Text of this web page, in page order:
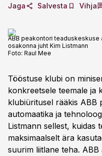
Jaga Salvesta Vihja
ABB peakontori
osakonna juht Kim Listmann
Foto: Raul Mee
Tööstuse klubi on
konkreetsele teemale ja
klubiüritusel rääkis ABB
automaatika ja
Listmann sellest, kuidas
maksimaalselt ära
suurim liitlane teha.